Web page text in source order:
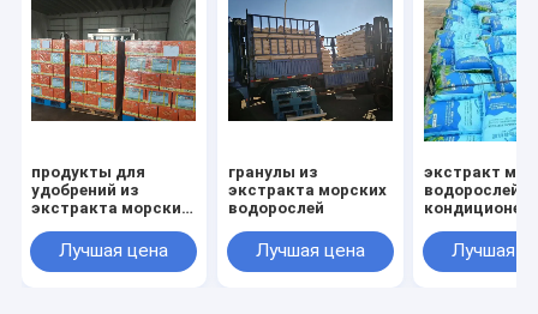
продукты для
удобрений из
экстракта морских
Лучшая цена
гранулы из
экстракта морских
водорослей
Лучшая цена
экстракт
водорослей,
кондиционер
Лучшая